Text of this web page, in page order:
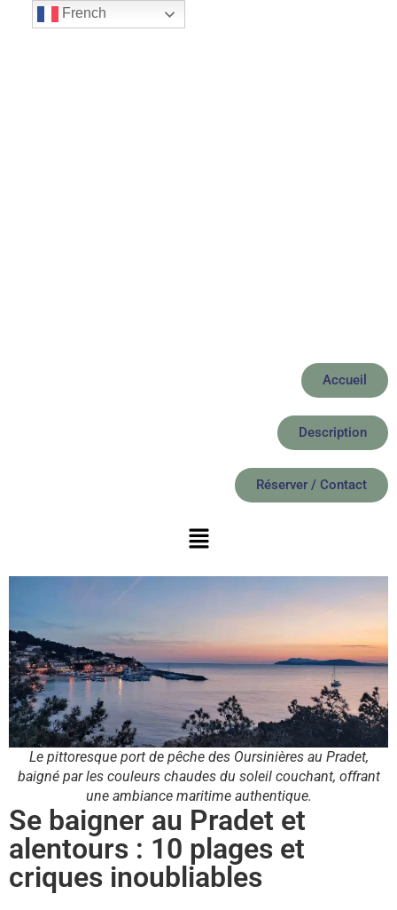
Accueil
Description
Réserver / Contact
Le pittoresque port de pêche des Oursinières au Pradet,
baigné par les couleurs chaudes du soleil couchant, offrant
une ambiance maritime authentique.
Se baigner au Pradet et
alentours : 10 plages et
criques inoubliables
French